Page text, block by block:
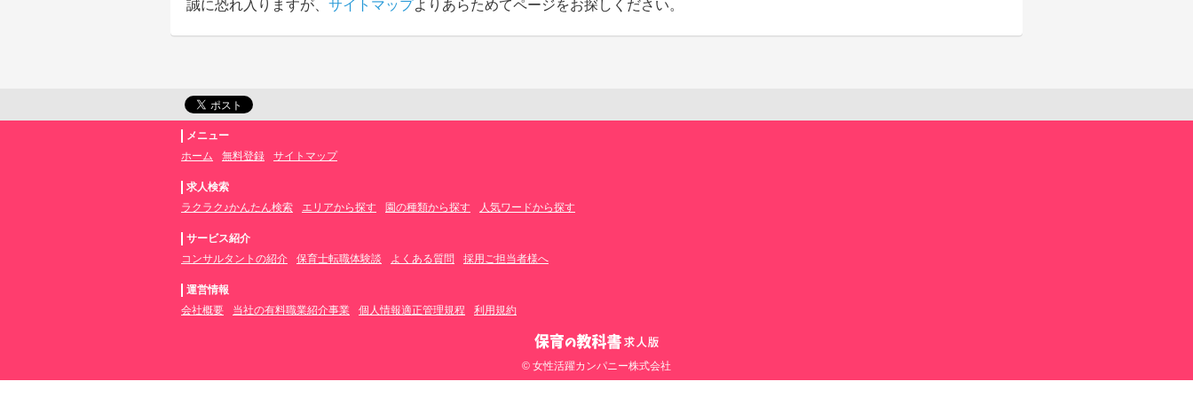
誠に恐れ入りますが、 サイトマップよりあらためてページをお探しください。
メニュー
ホーム
無料登録 サイトマップ
求人検索
ラクラク♪かんたん検索
エリアから探す 園の種類から探す 人気ワードから探す
サービス紹介
コンサルタントの紹介
保育士転職体験談 よくある質問 採用ご担当者様へ
運営情報
会社概要
当社の有料職業紹介事業 個人情報適正管理規程 利用規約
© 女性活躍カンパニー株式会社